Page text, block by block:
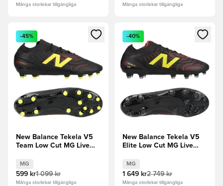
Många storlekar tillgängliga Många storlekar tillgängliga
Öppnar en Modal för att logga in eller registrera dig som
-45%
New Balance Tekela V5
Team Low Cut MG Live
MG
599 kr1 099 kr
Många storlekar tillgängliga
Öppnar en Modal för att
-40%
New Balance Tekela V5
Elite Low Cut MG Live
MG
1 649 kr2 749 kr
Många storlekar tillgängliga